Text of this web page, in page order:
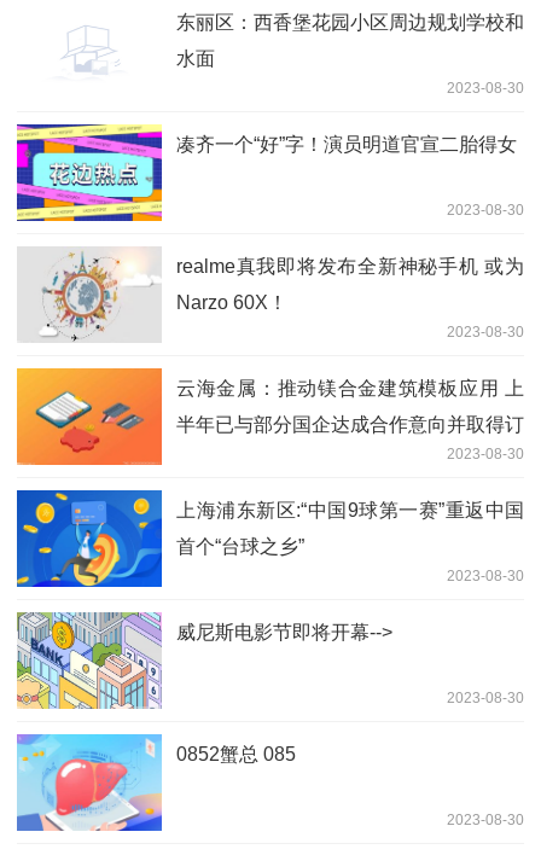
东丽区：西香堡花园小区周边规划学校和
水面
2023-08-30
凑齐一个“好”字！演员明道官宣二胎得女
2023-08-30
realme真我即将发布全新神秘手机 或为
Narzo 60X！
2023-08-30
云海金属：推动镁合金建筑模板应用 上
半年已与部分国企达成合作意向并取得订
2023-08-30
上海浦东新区:“中国9球第一赛”重返中国
首个“台球之乡”
2023-08-30
威尼斯电影节即将开幕-->
2023-08-30
0852蟹总 085
2023-08-30